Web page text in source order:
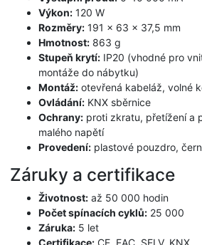
Výkon: 120 W
Rozměry: 191 × 63 × 37,5 mm
Hmotnost: 863 g
Stupeň krytí: IP20 (vhodné pro
montáže do nábytku)
Montáž: otevřená kabeláž, volné
Ovládání: KNX sběrnice
Ochrany: proti zkratu, přetížení a
malého napětí
Provedení: plastové pouzdro,
Záruky a certifikace
Životnost: až 50 000 hodin
Počet spínacích cyklů: 25 000
Záruka: 5 let
Certifikace: CE, EAC, SELV, KNX